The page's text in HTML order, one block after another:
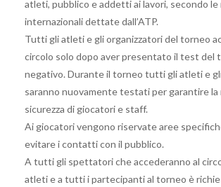
atleti, pubblico e addetti ai lavori, secondo le
internazionali dettate dall’ATP.
Tutti gli atleti e gli organizzatori del torneo
circolo solo dopo aver presentato il test del
negativo. Durante il torneo tutti gli atleti e
saranno nuovamente testati per garantire la
sicurezza di giocatori e staff.
Ai giocatori vengono riservate aree
evitare i contatti con il pubblico.
A tutti gli spettatori che accederanno al
atleti e a tutti i partecipanti al torneo è